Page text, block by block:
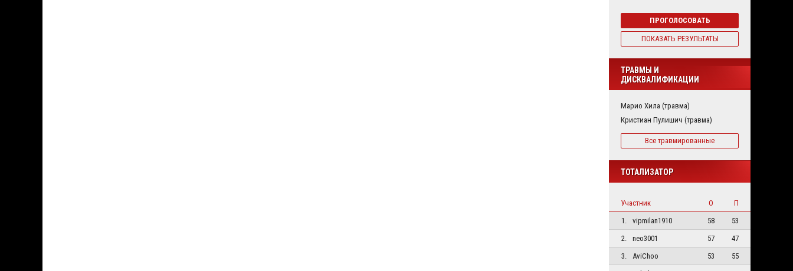
ПРОГОЛОСОВАТЬ
ПОКАЗАТЬ РЕЗУЛЬТАТЫ
ТРАВМЫ И
ДИСКВАЛИФИКАЦИИ
Марио Хила (травма)
Кристиан Пулишич (травма)
Все травмированные
ТОТАЛИЗАТОР
Участник О
П
1.
vipmilan1910 58
53
2.
neo3001 57
47
3.
AviChoo 53
55